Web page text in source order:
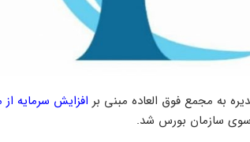
به مجمع فوق العاده مبنی بر افزایش سرمایه